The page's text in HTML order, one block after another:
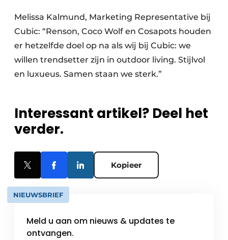
Melissa Kalmund, Marketing Representative bij
Cubic: “Renson, Coco Wolf en Cosapots houden
er hetzelfde doel op na als wij bij Cubic: we
willen trendsetter zijn in outdoor living. Stijlvol
en luxueus. Samen staan we sterk.”
Interessant artikel? Deel het
verder.
Kopieer
NIEUWSBRIEF
Meld u aan om nieuws & updates te
ontvangen.